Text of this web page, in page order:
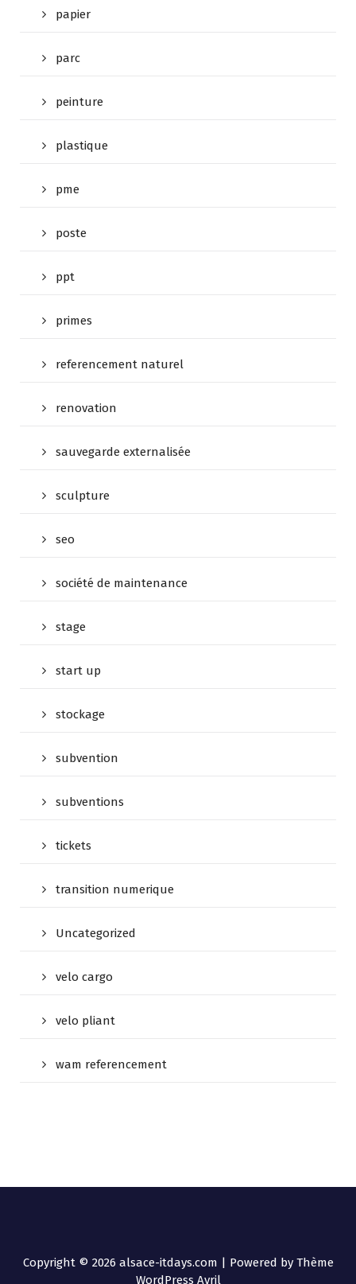
papier
parc
peinture
plastique
pme
poste
ppt
primes
referencement naturel
renovation
sauvegarde externalisée
sculpture
seo
société de maintenance
stage
start up
stockage
subvention
subventions
tickets
transition numerique
Uncategorized
velo cargo
velo pliant
wam referencement
Copyright © 2026 alsace-itdays.com | Powered by Thème
WordPress Avril